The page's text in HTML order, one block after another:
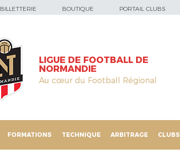
BILLETTERIE BOUTIQUE PORTAIL CLUBS
LIGUE DE FOOTBALL DE
NORMANDIE
Au cœur du Football Régional
FORMATIONS TECHNIQUE ARBITRAGE CLUBS